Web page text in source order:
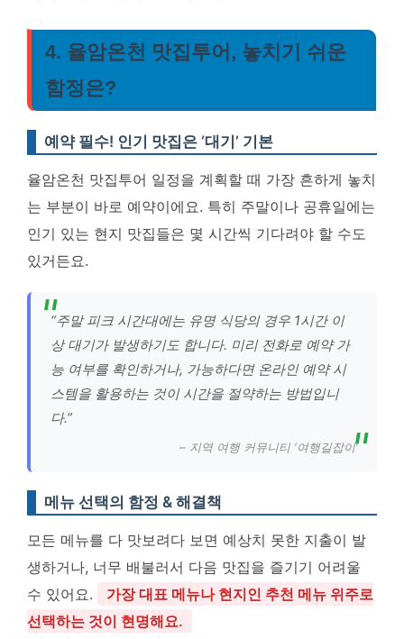
4. 율암온천 맛집투어, 놓치기 쉬운
함정은?
예약 필수! 인기 맛집은 ‘대기’ 기본
율암온천 맛집투어 일정을 계획할 때 가장 흔하게 놓치
는 부분이 바로 예약이에요. 특히 주말이나 공휴일에는
인기 있는 현지 맛집들은 몇 시간씩 기다려야 할 수도
있거든요.
“주말 피크 시간대에는 유명 식당의 경우 1시간 이
상 대기가 발생하기도 합니다. 미리 전화로 예약 가
능 여부를 확인하거나, 가능하다면 온라인 예약 시
스템을 활용하는 것이 시간을 절약하는 방법입니
다.”
– 지역 여행 커뮤니티 ‘여행길잡이’
메뉴 선택의 함정 & 해결책
모든 메뉴를 다 맛보려다 보면 예상치 못한 지출이 발
생하거나, 너무 배불러서 다음 맛집을 즐기기 어려울
수 있어요.
가장 대표 메뉴나 현지인 추천 메뉴 위주로
선택하는 것이 현명해요.